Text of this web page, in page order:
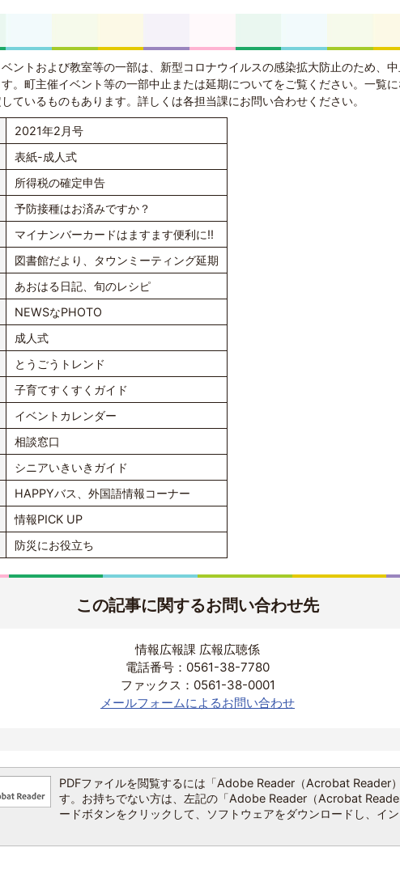
ントおよび教室等の一部は、新型コロナウイルスの感染拡大防止のため、
。 町主催イベント等の一部中止または延期についてをご覧ください。一覧
ているものもあります。詳しくは各担当課にお問い合わせください。
2021年2月号
表紙-成人式
所得税の確定申告
予防接種はお済みですか？
マイナンバーカードはますます便利に‼
図書館だより、タウンミーティング延期
あおはる日記、旬のレシピ
NEWSなPHOTO
成人式
とうごうトレンド
子育てすくすくガイド
イベントカレンダー
相談窓口
シニアいきいきガイド
HAPPYバス、外国語情報コーナー
情報PICK UP
防災にお役立ち
この記事に関するお問い合わせ先
情報広報課 広報広聴係
電話番号：0561-38-7780
ファックス：0561-38-0001
メールフォームによるお問い合わせ
PDFファイルを閲覧するには「Adobe Reader（Acrobat Reader
す。お持ちでない方は、左記の「Adobe Reader（Acrobat
ードボタンをクリックして、ソフトウェアをダウンロードし、イ